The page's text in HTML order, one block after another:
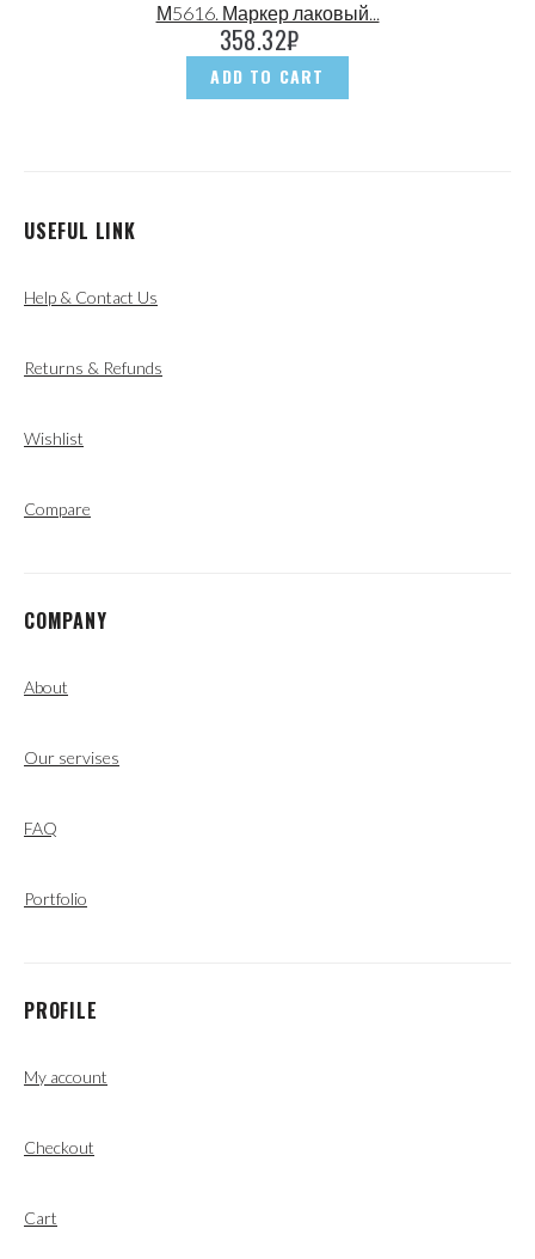
М5616. Маркер лаковый...
358.32₽
ADD TO CART
USEFUL LINK
Help & Contact Us
Returns & Refunds
Wishlist
Compare
COMPANY
About
Our servises
FAQ
Portfolio
PROFILE
My account
Checkout
Cart